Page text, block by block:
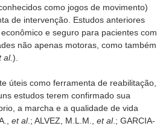
como jogos de movimento)
de intervenção. Estudos anteriores
e seguro para pacientes com
não apenas motoras, como também
al.).
úteis como ferramenta de reabilitação,
estudos terem confirmado sua
a marcha e a qualidade de vida
et al.; ALVEZ, M.L.M., et al.; GARCIA-